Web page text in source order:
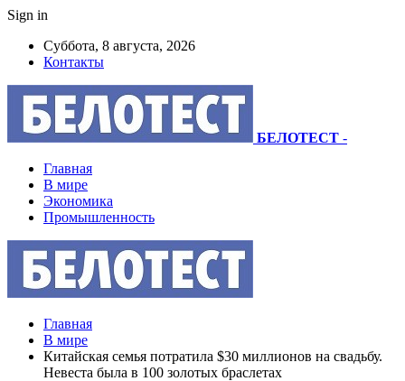
Sign in
Суббота, 8 августа, 2026
Контакты
БЕЛОТЕСТ -
Главная
В мире
Экономика
Промышленность
Главная
В мире
Китайская семья потратила $30 миллионов на свадьбу.
Невеста была в 100 золотых браслетах